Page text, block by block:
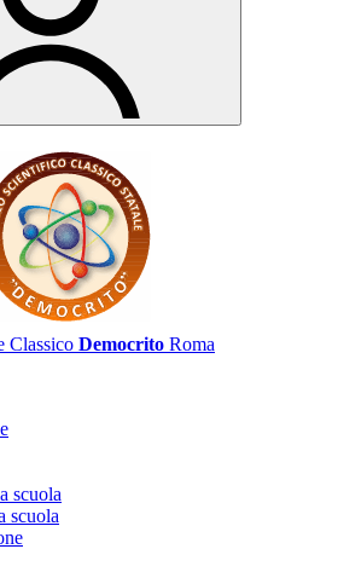
Classico Democrito Roma
scuola
scuola